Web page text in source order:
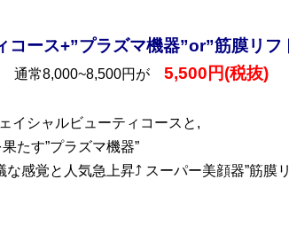
コース+”プラズマ機器”or”筋膜リフ
通常8,000~8,500円が 5,500円(税抜)
イシャルビューティコースと,
たす”プラズマ機器”
感覚と人気急上昇⤴ スーパー美顔器”筋膜